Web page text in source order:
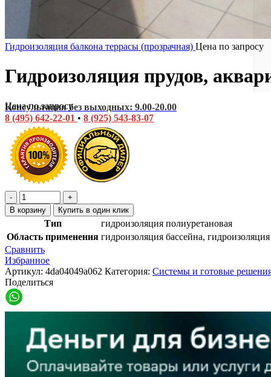
Консультация без выходных: 9.00-20.00
8 (495) 642-22-01 • 8 (925) 543-83-07
Гидроизоляция балкона террасы (прозрачная) Цена по запросу
Гидроизоляция прудов,
Цена по запросу
В корзину Купить в один клик
Тип
гидроизоляция полиуретановая
Область применения гидроизоляция бассейна,
Сравнить
Избранное
Артикул: 4da04049a062 Категория: Системы и готовые
Поделиться